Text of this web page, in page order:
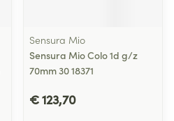
Sensura Mio
Sensura Mio Colo 1d g/z
70mm 30 18371
€ 123,70